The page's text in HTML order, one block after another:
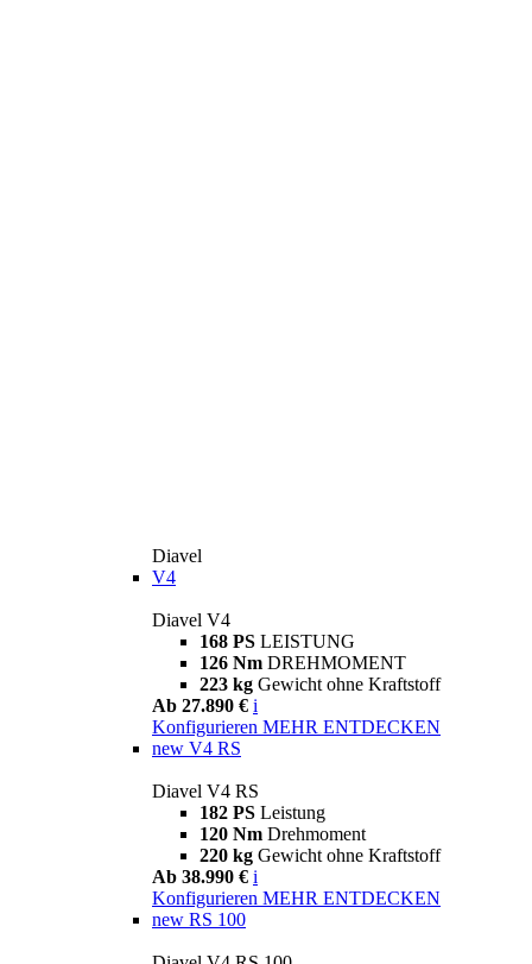
Diavel
V4
Diavel V4
168 PS LEISTUNG
126 Nm DREHMOMENT
223 kg Gewicht ohne Kraftstoff
Ab 27.890 € i
Konfigurieren MEHR ENTDECKEN
new V4 RS
Diavel V4 RS
182 PS Leistung
120 Nm Drehmoment
220 kg Gewicht ohne Kraftstoff
Ab 38.990 € i
Konfigurieren MEHR ENTDECKEN
new RS 100